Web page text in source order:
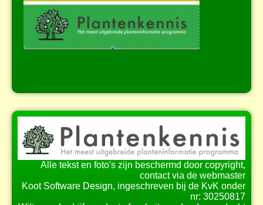
Alle tekst en foto's zijn beschermd door copyright,
contact via de webmaster
Koot Software Design, ingeschreven bij de KvK onder
nr: 30250817